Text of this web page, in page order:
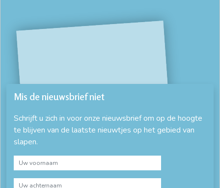
Mis de nieuwsbrief niet
Schrijft u zich in voor onze nieuwsbrief om op de hoogte
te blijven van de laatste nieuwtjes op het gebied van
slapen.